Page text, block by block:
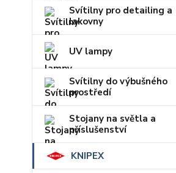
Svítilny pro detailing a
lakovny
UV lampy
Svítilny do výbušného
prostředí
Stojany na světla a
příslušenství
KNIPEX